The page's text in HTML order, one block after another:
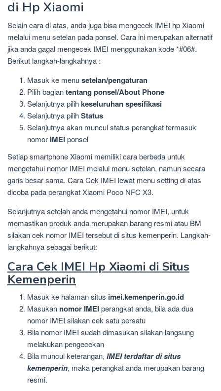
di Hp Xiaomi
Selain cara di atas, anda juga bisa mengecek IMEI hp Xiaomi
melalui menu setelan pada ponsel. Cara ini merupakan alternatif
jika anda gagal mengecek IMEI menggunakan kode *#06#.
Berikut langkah-langkahnya :
Masuk ke menusetelan/pengaturan
Pilih bagiantentang ponsel/About Phone
Selanjutnya pilihkeseluruhan spesifikasi
Selanjutnya pilihStatus
Selanjutnya akan muncul status perangkat termasuk
nomor IMEIponsel
Setiap smartphone Xiaomi memiliki cara berbeda untuk
mengetahui nomor IMEI melalui menu setelan, namun secara
garis besar sama. Cara Cek IMEI lewat menu setting di atas
dicoba pada perangkat Xiaomi Poco NFC X3.
Selanjutnya setelah anda mengetahui nomor IMEI, untuk
memastikan produk anda merupakan barang resmi atau BM
silakan cek nomor IMEI tersebut di situs kemenperin. Langkah-
langkahnya sebagai berikut:
Cara Cek IMEI Hp Xiaomi di Situs
Kemenperin
Masuk ke halaman situs imei.kemenperin.go.id
Masukan nomor IMEIperangkat anda, bila ada dua
nomor IMEI silakan cek satu persatu
Bila nomor IMEI sudah dimasukan silakan langsung
melakukan pengecekan
Bila muncul keterangan, IMEI terdaftar di situs
kemenperin, maka perangkat anda merupakan barang
resmi.